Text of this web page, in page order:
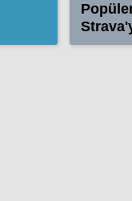
eklendi